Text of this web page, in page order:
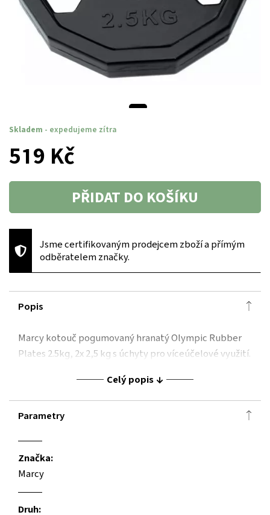
Skladem - expedujeme zítra
519 Kč
PŘIDAT DO KOŠÍKU
Jsme certifikovaným prodejcem zboží a přímým
odběratelem značky.
Popis
Marcy kotouč pogumovaný hranatý Olympic Rubber
Plates 2.5kg, 2x 2,5 kg s úchyty pro víceúčelové využití.
Celý popis
Parametry
Značka:
Marcy
Druh: